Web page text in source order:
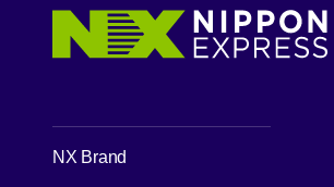
NX Brand